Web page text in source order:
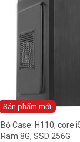
Sản phẩm mới
Bộ Case: H110, core
Ram 8G, SSD 256G